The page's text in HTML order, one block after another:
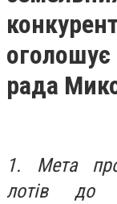
оголошує
рада
1. Мета
лотів до